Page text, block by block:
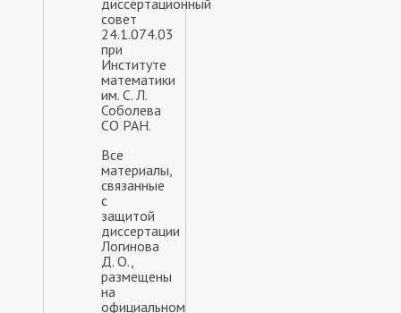
совет
24.1.074.03
при
Институте
математики
им. С. Л.
Соболева
СО РАН.
Все
материалы,
связанные
с
защитой
диссертации
Логинова
Д. О.,
размещены
на
официальном